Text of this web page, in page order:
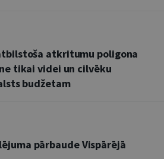
atkritumu poligona
tikai videi un cilvēku
budžetam
pārbaude Vispārējā